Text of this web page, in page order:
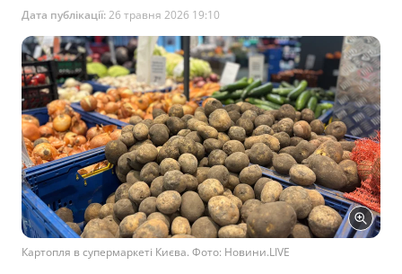
Дата публікації:26 травня 2026 19:10
Картопля в супермаркеті Києва. Фото: Новини.LIVE